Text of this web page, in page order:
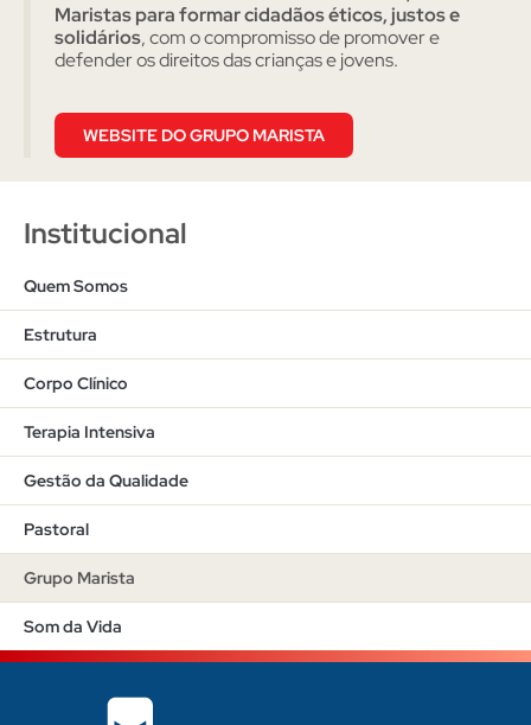
Maristas para formar cidadãos éticos, justos e
solidários, com o compromisso de promover e
defender os direitos das crianças e jovens.
WEBSITE DO GRUPO MARISTA
Institucional
Quem Somos
Estrutura
Corpo Clínico
Terapia Intensiva
Gestão da Qualidade
Pastoral
Grupo Marista
Som da Vida